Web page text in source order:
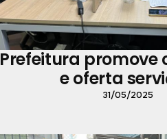
Prefeitura
e oferta
31/05/2025